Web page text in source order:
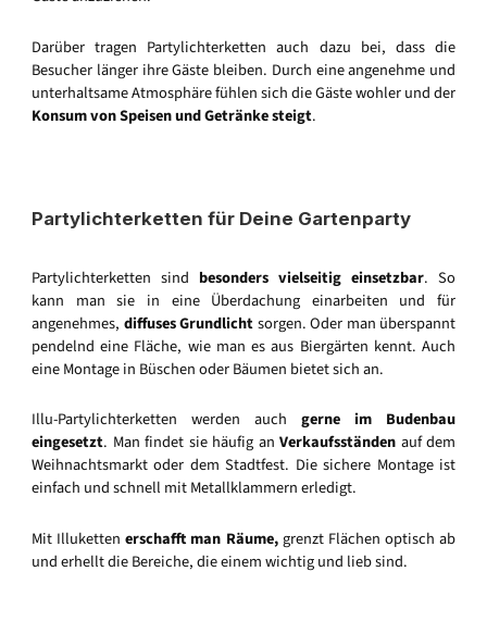
Darüber tragen Partylichterketten auch dazu bei, dass die
Besucher länger ihre Gäste bleiben. Durch eine angenehme und
unterhaltsame Atmosphäre fühlen sich die Gäste wohler und der
Konsum von Speisen und Getränke steigt.
Partylichterketten für Deine Gartenparty
Partylichterketten sind besonders vielseitig einsetzbar. So
kann man sie in eine Überdachung einarbeiten und für
angenehmes, diffuses Grundlichtsorgen. Oder man überspannt
pendelnd eine Fläche, wie man es aus Biergärten kennt. Auch
eine Montage in Büschen oder Bäumen bietet sich an.
Illu-Partylichterketten werden auch gerne im Budenbau
eingesetzt. Man findet sie häufig an Verkaufsständen auf dem
Weihnachtsmarkt oder dem Stadtfest. Die sichere Montage ist
einfach und schnell mit Metallklammern erledigt.
Mit Illukettenerschafft man Räume,grenzt Flächen optisch ab
und erhellt die Bereiche, die einem wichtig und lieb sind.